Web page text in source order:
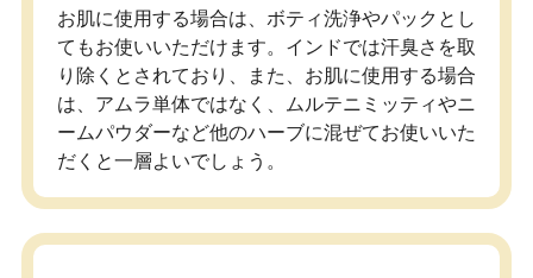
お肌に使用する場合は、ボティ洗浄やパックとし
てもお使いいただけます。インドでは汗臭さを取
り除くとされており、また、お肌に使用する場合
は、アムラ単体ではなく、ムルテニミッティやニ
ームパウダーなど他のハーブに混ぜてお使いいた
だくと一層よいでしょう。